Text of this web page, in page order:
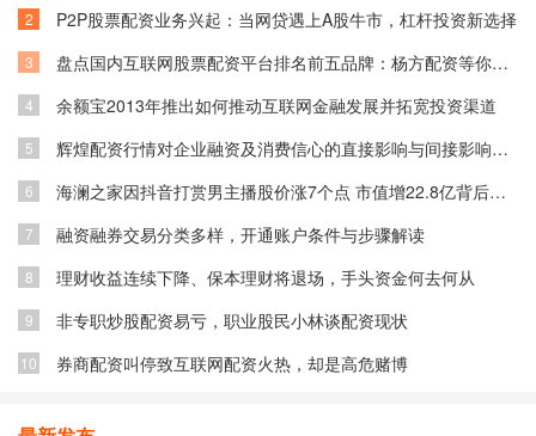
2 P2P股票配资业务兴起：当网贷遇上A股牛市，杠杆投资新选择
3 盘点国内互联网股票配资平台排名前五品牌：杨方配资等你了解
4 余额宝2013年推出如何推动互联网金融发展并拓宽投资渠道
5 辉煌配资行情对企业融资及消费信心的直接影响与间接影响分析
6 海澜之家因抖音打赏男主播股价涨7个点 市值增22.8亿背后原因
7 融资融券交易分类多样，开通账户条件与步骤解读
8 理财收益连续下降、保本理财将退场，手头资金何去何从
9 非专职炒股配资易亏，职业股民小林谈配资现状
10 券商配资叫停致互联网配资火热，却是高危赌博